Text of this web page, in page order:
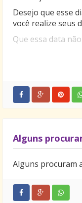
Desejo que esse
você realize seus
Que essa data
aprender as
alegres, sejam
Que seus sonhos
Feliz aniversário
Alguns
Alguns procuram